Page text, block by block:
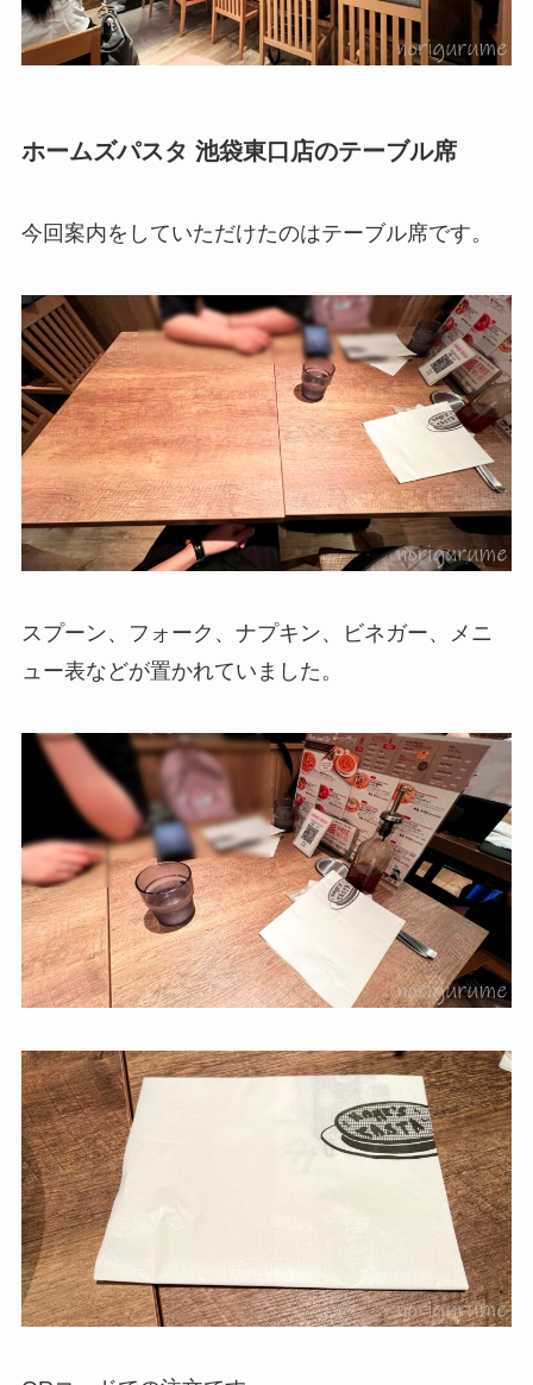
ホームズパスタ 池袋東口店のテーブル席
今回案内をしていただけたのはテーブル席です。
スプーン、フォーク、ナプキン、ビネガー、メニ
ュー表などが置かれていました。